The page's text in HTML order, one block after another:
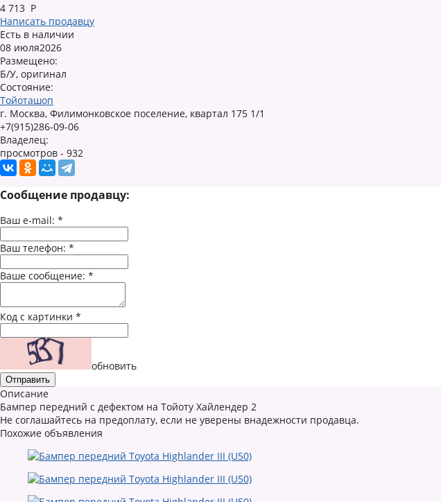
4 713 Р
Написать продавцу
Есть в наличии
08 июля2026
Размещено:
Б/У, оригинал
Состояние:
Тойоташоп
г. Москва, Филимонковское поселение, квартал 175 1/1
+7(915)286-09-06
Владелец:
просмотров - 932
Сообщение продавцу:
Ваш e-mail: *
Ваш телефон: *
Ваше сообщение: *
Код с картинки *
обновить
Описание
Бампер передний с дефектом на Тойоту Хайлендер 2
Не соглашайтесь на предоплату, если не уверены внадежности продавца.
Похожие объявления